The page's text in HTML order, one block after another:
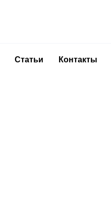
Статьи Контакты